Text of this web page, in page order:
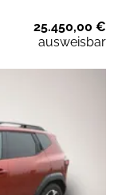
25.450,00 €
ausweisbar